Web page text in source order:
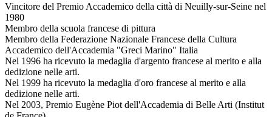
Vincitore del Premio Accademico della città di Neuilly-sur-Seine nel
1980
Membro della scuola francese di pittura
Membro della Federazione Nazionale Francese della Cultura
Accademico dell'Accademia "Greci Marino" Italia
Nel 1996 ha ricevuto la medaglia d'argento francese al merito e alla
dedizione nelle arti.
Nel 1999 ha ricevuto la medaglia d'oro francese al merito e alla
dedizione nelle arti.
Nel 2003, Premio Eugène Piot dell'Accademia di Belle Arti (Institut